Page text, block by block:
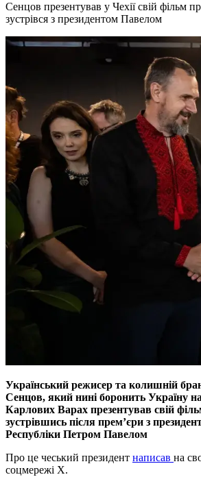
Сенцов презентував у Чехії свій фільм
зустрівся з президентом Павелом
Український режисер та колишній
Сенцов, який нині боронить Україну
Карлових Варах презентував свій
зустрівшись після прем’єри з
Республіки Петром Павелом
Про це чеський президент написав на
соцмережі Х.